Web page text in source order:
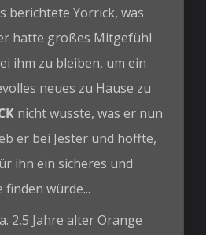
berichtete Yorrick, was
hatte großes Mitgefühl
ihm zu bleiben, um ein
neues zu Hause zu
nicht wusste, was er nun
er bei Jester und hoffte,
ihn ein sicheres und
finden würde...
2,5 Jahre alter Orange